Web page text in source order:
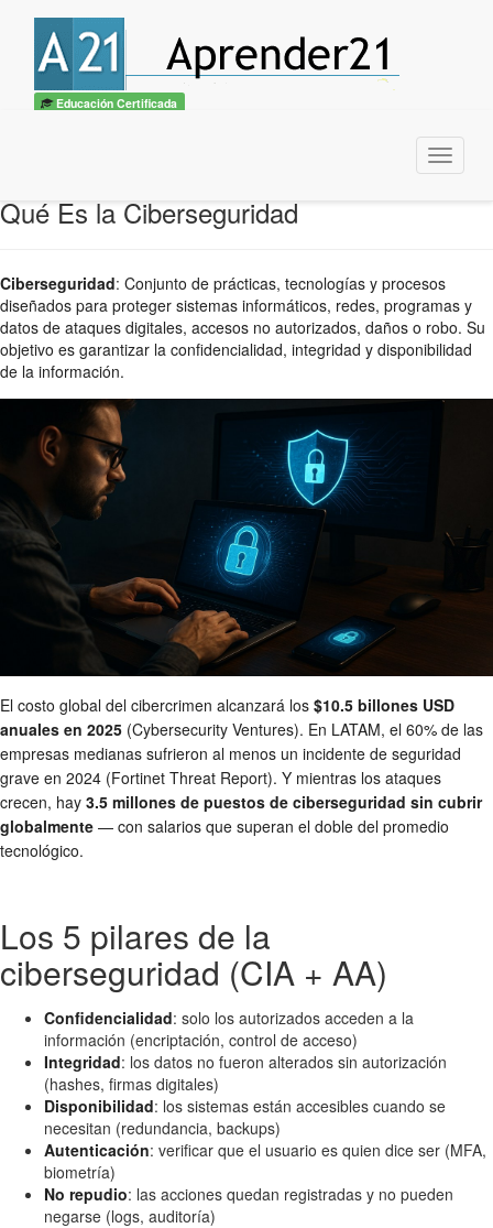
Educación Certificada
Menu
Qué Es la Ciberseguridad
Ciberseguridad: Conjunto de prácticas, tecnologías y procesos
diseñados para proteger sistemas informáticos, redes, programas y
datos de ataques digitales, accesos no autorizados, daños o robo. Su
objetivo es garantizar la confidencialidad, integridad y disponibilidad
de la información.
El costo global del cibercrimen alcanzará los $10.5 billones USD
anuales en 2025 (Cybersecurity Ventures). En LATAM, el 60% de las
empresas medianas sufrieron al menos un incidente de seguridad
grave en 2024 (Fortinet Threat Report). Y mientras los ataques
crecen, hay 3.5 millones de puestos de ciberseguridad sin cubrir
globalmente — con salarios que superan el doble del promedio
tecnológico.
Los 5 pilares de la
ciberseguridad (CIA + AA)
Confidencialidad: solo los autorizados acceden a la
información (encriptación, control de acceso)
Integridad: los datos no fueron alterados sin autorización
(hashes, firmas digitales)
Disponibilidad: los sistemas están accesibles cuando se
necesitan (redundancia, backups)
Autenticación: verificar que el usuario es quien dice ser (MFA,
biometría)
No repudio: las acciones quedan registradas y no pueden
negarse (logs, auditoría)